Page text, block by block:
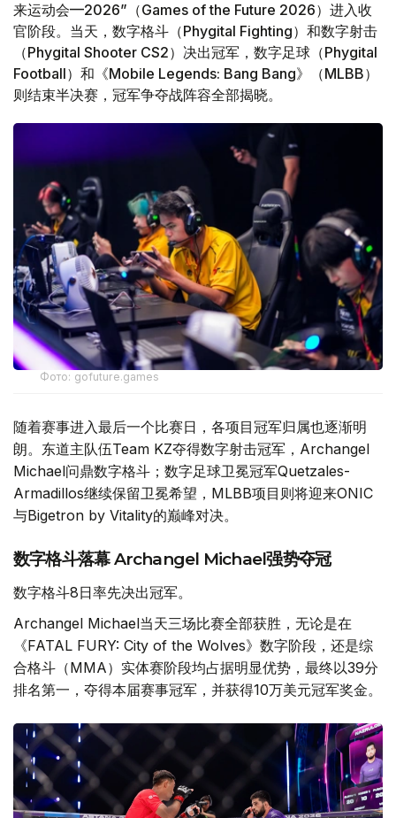
来运动会—2026”（Games of the Future 2026）进入收
官阶段。当天，数字格斗（Phygital Fighting）和数字射击
（Phygital Shooter CS2）决出冠军，数字足球（Phygital
Football）和《Mobile Legends: Bang Bang》（MLBB）
则结束半决赛，冠军争夺战阵容全部揭晓。
Фото: gofuture.games
随着赛事进入最后一个比赛日，各项目冠军归属也逐渐明
朗。东道主队伍Team KZ夺得数字射击冠军，Archangel
Michael问鼎数字格斗；数字足球卫冕冠军Quetzales-
Armadillos继续保留卫冕希望，MLBB项目则将迎来ONIC
与Bigetron by Vitality的巅峰对决。
数字格斗落幕 Archangel Michael强势夺冠
数字格斗8日率先决出冠军。
Archangel Michael当天三场比赛全部获胜，无论是在
《FATAL FURY: City of the Wolves》数字阶段，还是综
合格斗（MMA）实体赛阶段均占据明显优势，最终以39分
排名第一，夺得本届赛事冠军，并获得10万美元冠军奖金。